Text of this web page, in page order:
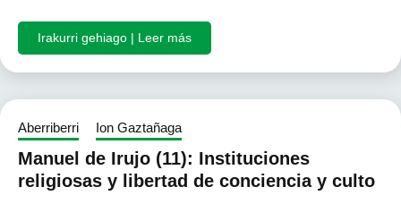
Irakurri gehiago | Leer más
Aberriberri Ion Gaztañaga
Manuel de Irujo (11): Instituciones
religiosas y libertad de conciencia y culto